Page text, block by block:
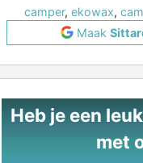
camper, ekowax,
Maak
Heb je een
met